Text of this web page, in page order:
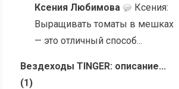
Ксения Любимова
Ксения:
Выращивать томаты в мешках
— это отличный способ...
Вездеходы TINGER: описание...
(1)